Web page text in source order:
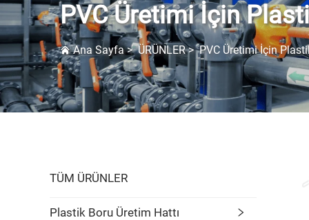
PVC Üretimi İçin
Ana Sayfa>ÜRÜNLER>PVC Üretimi İçin Plastik
TÜM ÜRÜNLER
Plastik Boru Üretim Hattı